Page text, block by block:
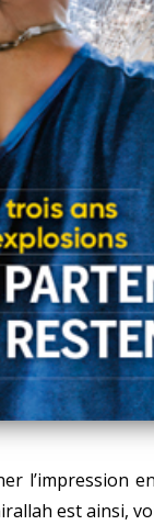
l’impression
est ainsi,